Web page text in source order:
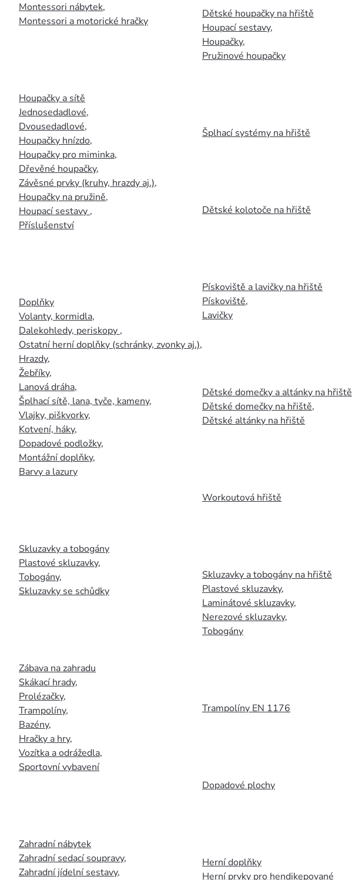
Montessori nábytek,
Montessori a motorické hračky
Houpačky a sítě
Jednosedadlové,
Dvousedadlové,
Houpačky hnízdo,
Houpačky pro miminka,
Dřevěné houpačky,
Závěsné prvky (kruhy, hrazdy aj.),
Houpačky na pružině,
Houpací sestavy ,
Příslušenství
Doplňky
Volanty, kormidla,
Dalekohledy, periskopy ,
Ostatní herní doplňky (schránky, zvonky aj.),
Hrazdy,
Žebříky,
Lanová dráha,
Šplhací sítě, lana, tyče, kameny,
Vlajky, piškvorky,
Kotvení, háky,
Dopadové podložky,
Montážní doplňky,
Barvy a lazury
Skluzavky a tobogány
Plastové skluzavky,
Tobogány,
Skluzavky se schůdky
Zábava na zahradu
Skákací hrady,
Prolézačky,
Trampolíny,
Bazény,
Hračky a hry,
Vozítka a odrážedla,
Sportovní vybavení
Zahradní nábytek
Zahradní sedací soupravy,
Zahradní jídelní sestavy,
Dětské houpačky na hřiště
Houpací sestavy,
Houpačky,
Pružinové houpačky
Šplhací systémy na hřiště
Dětské kolotoče na hřiště
Pískoviště a lavičky na hřiště
Pískoviště,
Lavičky
Dětské domečky a altánky na hřiště
Dětské domečky na hřiště,
Dětské altánky na hřiště
Workoutová hřiště
Skluzavky a tobogány na hřiště
Plastové skluzavky,
Laminátové skluzavky,
Nerezové skluzavky,
Tobogány
Trampolíny EN 1176
Dopadové plochy
Herní doplňky
Herní prvky pro hendikepované